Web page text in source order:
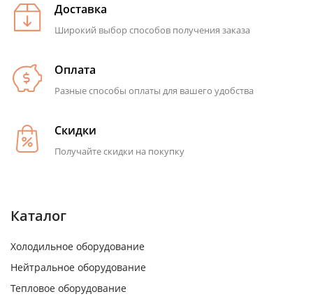
Доставка
Широкий выбор способов получения заказа
Оплата
Разные способы оплаты для вашего удобства
Скидки
Получайте скидки на покупку
Каталог
Холодильное оборудование
Нейтральное оборудование
Тепловое оборудование